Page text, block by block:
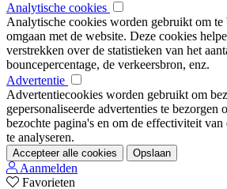
Analytische cookies
Analytische cookies worden gebruikt om te
omgaan met de website. Deze cookies
verstrekken over de statistieken van het
bouncepercentage, de verkeersbron, enz.
Advertentie
Advertentiecookies worden gebruikt om
gepersonaliseerde advertenties te bezorgen
bezochte pagina's en om de effectiviteit van
te analyseren.
Accepteer alle cookies Opslaan
Aanmelden
Favorieten